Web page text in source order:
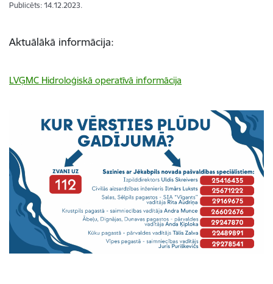
Publicēts: 14.12.2023.
Aktuālākā informācija:
LVĢMC Hidroloģiskā operatīvā informācija